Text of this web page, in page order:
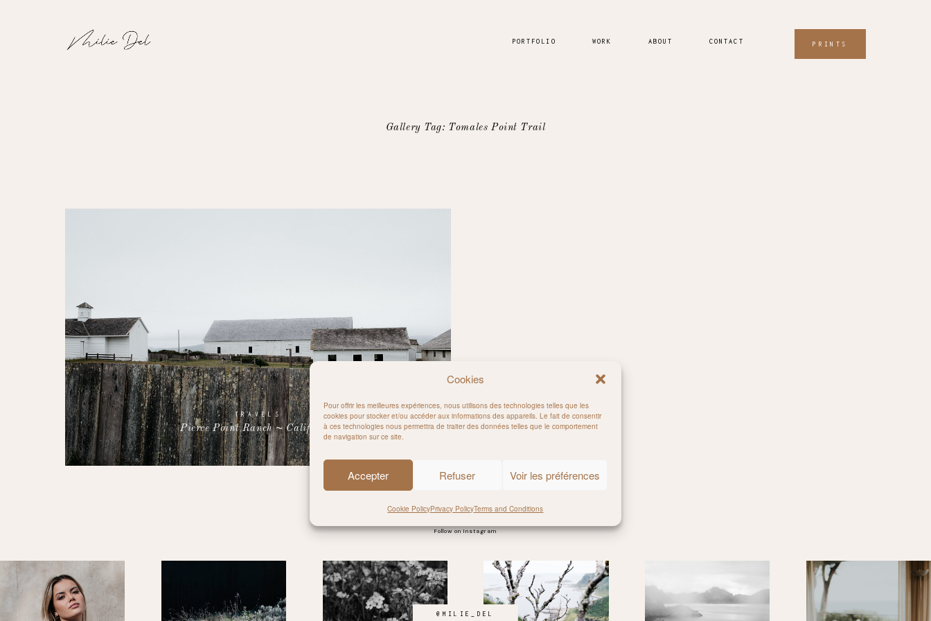
Cookies
Pour offrir les meilleures expériences, nous utilisons des technologies telles que les
cookies pour stocker et/ou accéder aux informations des appareils. Le fait de consentir
à ces technologies nous permettra de traiter des données telles que le comportement
de navigation sur ce site.
Accepter Refuser Voir les préférences
Cookie PolicyPrivacy PolicyTerms and Conditions
PORTFOLIO WORK ABOUT CONTACT PRINTS
Gallery Tag: Tomales Point Trail
TRAVELS
Pierce Point Ranch ~ California
Follow on Instagram
@MILIE_DEL